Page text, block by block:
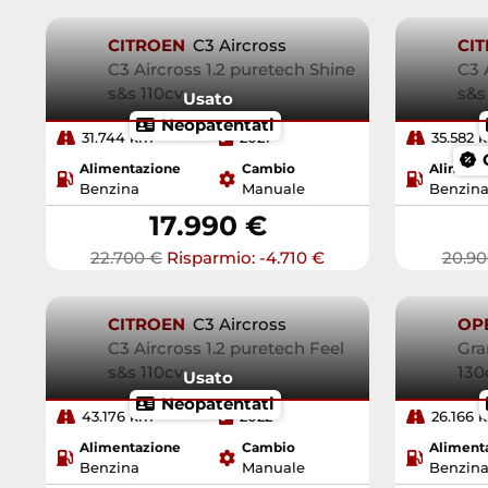
CITROEN C3 Aircross
C3 Aircross 1.2 puretech Shine
s&s 110cv
Neopatentati
Usato
31.744 km 2021
Alimentazione
Benzina
Cambio
Manuale
17.990 €
22.700 € Risparmio: -4.710 €
C3
35.582
Benzina
CITROEN C3 Aircross
C3 Aircross 1.2 puretech Feel
s&s 110cv
Neopatentati
Usato
43.176 km 2022
Alimentazione
Benzina
Cambio
Manuale
26.166
Benzina